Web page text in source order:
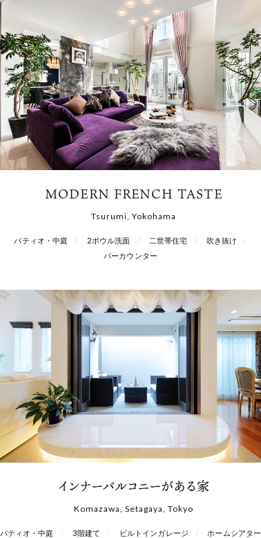
MODERN FRENCH TASTE
Tsurumi, Yokohama
パティオ・中庭 2ボウル洗面 二世帯住宅
吹き抜け
バーカウンター
インナーバルコニーがある家
Komazawa, Setagaya, Tokyo
パティオ・中庭 3階建て ビルトインガレージ ホームシアター